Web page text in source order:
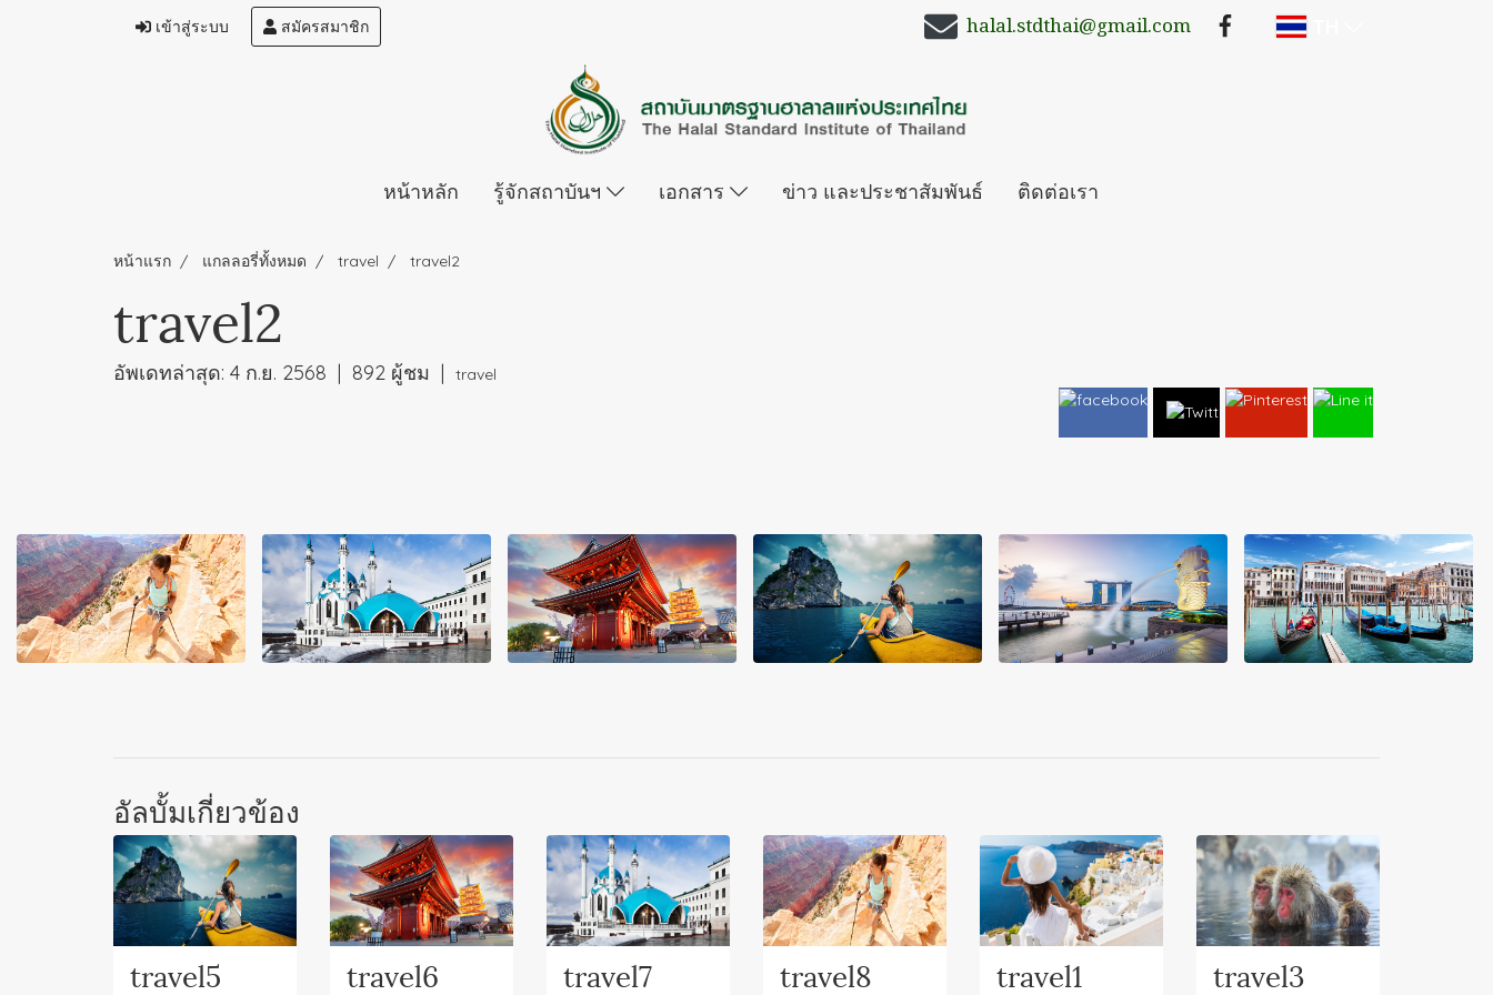
เข้าสู่ระบบ สมัครสมาชิก halal.stdthai@gmail.com TH
หน้าหลัก รู้จักสถาบันฯ เอกสาร ข่าว และประชาสัมพันธ์ ติดต่อเรา
หน้าแรก แกลลอรี่ทั้งหมด travel travel2
travel2
อัพเดทล่าสุด: 4 ก.ย. 2568 | 892 ผู้ชม | travel
อัลบั้มเกี่ยวข้อง
travel5 travel6 travel7 travel8 travel1 travel3